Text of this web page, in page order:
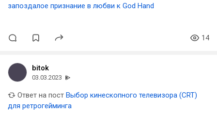
запоздалое признание в любви к God Hand
14
bitok
03.03.2023
Ответ на пост Выбор кинескопного телевизора (CRT)
для ретрогейминга